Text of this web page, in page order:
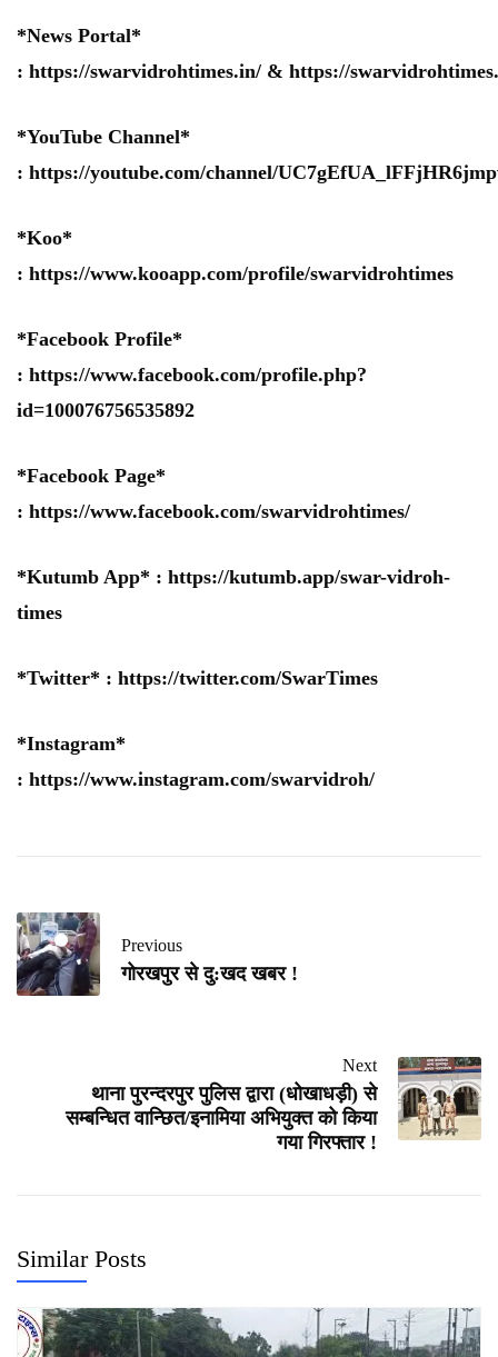
*News Portal*
: https://swarvidrohtimes.in/ & https://
*YouTube Channel*
: https://youtube.com/channel/
*Koo*
: https://www.kooapp.com/profile/swarvidrohtimes
*Facebook Profile*
: https://www.facebook.com/profile.php?
id=100076756535892
*Facebook Page*
: https://www.facebook.com/swarvidrohtimes/
*Kutumb App* : https://kutumb.app/swar-vidroh-
times
*Twitter* : https://twitter.com/SwarTimes
*Instagram*
: https://www.instagram.com/swarvidroh/
Previous
गोरखपुर से दु:खद खबर !
Next
थाना पुरन्दरपुर पुलिस द्वारा (धोखाधड़ी) से
सम्बन्धित वान्छित/इनामिया अभियुक्त को किया
गया गिरफ्तार !
Similar Posts